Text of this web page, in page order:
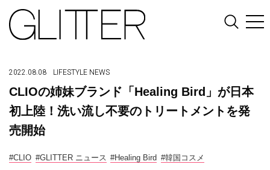
2022.08.08 LIFESTYLE NEWS
CLIOの姉妹ブランド「Healing Bird」が日本
初上陸！洗い流し不要のトリートメントを発
売開始
#CLIO #GLITTER ニュース #Healing Bird #韓国コスメ